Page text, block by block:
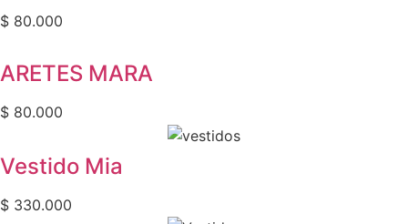
$ 80.000
ARETES MARA
$ 80.000
Vestido Mia
$ 330.000
Accesorios y Complementos
Anillos
Blusas y Faldas